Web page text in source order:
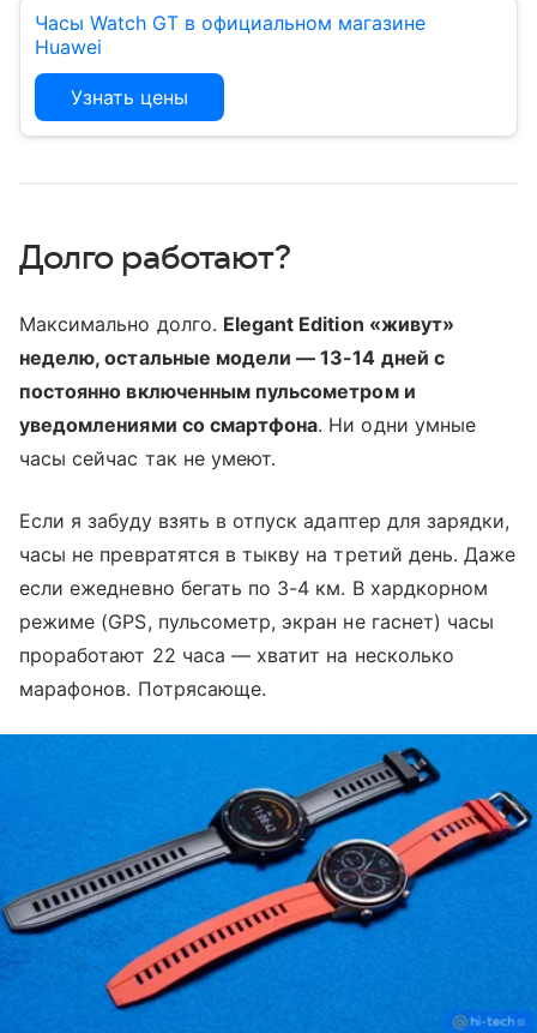
Часы Watch GT в официальном магазине
Huawei
Узнать цены
Долго работают?
Максимально долго. Elegant Edition «живут»
неделю, остальные модели — 13-14 дней с
постоянно включенным пульсометром и
уведомлениями со смартфона. Ни одни умные
часы сейчас так не умеют.
Если я забуду взять в отпуск адаптер для зарядки,
часы не превратятся в тыкву на третий день. Даже
если ежедневно бегать по 3-4 км. В хардкорном
режиме (GPS, пульсометр, экран не гаснет) часы
проработают 22 часа — хватит на несколько
марафонов. Потрясающе.